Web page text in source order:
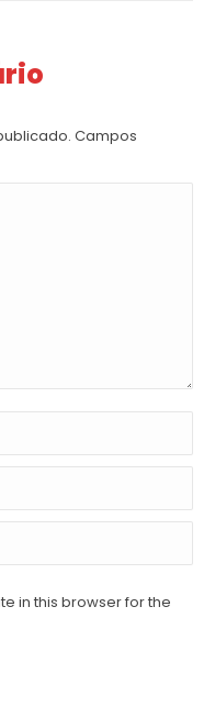
Campos
in this browser for the